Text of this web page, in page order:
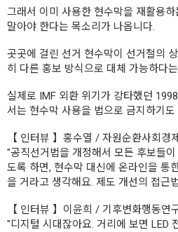
그래서 이미 사용한 현수막을 재활용
말아야 한다는 목소리가 나옵니다.
곳곳에 걸린 선거 현수막이 선거철의
히 다른 홍보 방식으로 대체 가능하다
실제로 IMF 외환 위기가 강타했던
서는 현수막 사용을 법으로 금지하기도
【 인터뷰 】홍수열 / 자원순환사회경
"공직선거법을 개정해서 모든 후보들
도록 하면, 현수막 대신에 온라인을 통
을 거라고 생각해요. 제도 개선의 접근
【 인터뷰 】이윤희 / 기후변화행동연
"디지털 시대잖아요. 거리에 보면 LED